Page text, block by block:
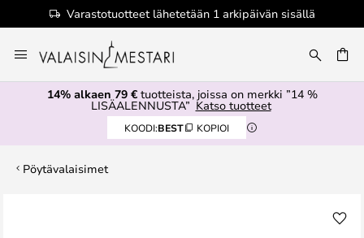
Varastotuotteet lähetetään 1 arkipäivän sisällä
to
Content
14% alkaen 79 €tuotteista, joissa on merkki ”14 %
LISÄALENNUSTA” Katso tuotteet
KOODI:BEST KOPIOI
Pöytävalaisimet